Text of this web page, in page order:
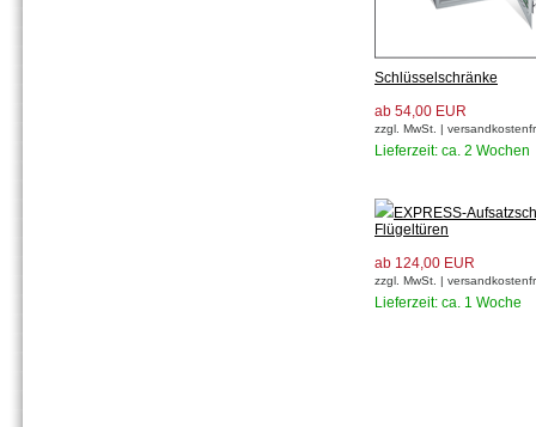
Schlüsselschränke
ab 54,00 EUR
zzgl. MwSt. |
Lieferzeit: ca. 2 Wochen
EXPRESS-
Flügeltüren
ab 124,00 EUR
zzgl. MwSt. |
Lieferzeit: ca. 1 Woche